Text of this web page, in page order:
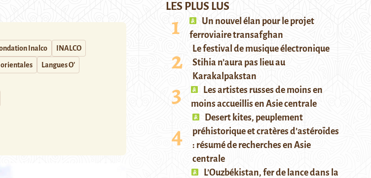
Inalco INALCO
orientales Langues O'
LES PLUS LUS
Un nouvel élan pour le projet
ferroviaire transafghan
Le festival de musique électronique
Stihia n’aura pas lieu au
Karakalpakstan
Les artistes russes de moins en
moins accueillis en Asie centrale
Desert kites, peuplement
préhistorique et cratères d’astéroïdes
: résumé de recherches en Asie
centrale
L’Ouzbékistan, fer de lance dans la